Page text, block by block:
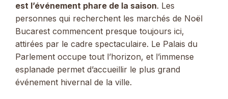
est l’événement phare de la saison. Les
personnes qui recherchent les marchés de Noël
Bucarest commencent presque toujours ici,
attirées par le cadre spectaculaire. Le Palais du
Parlement occupe tout l’horizon, et l’immense
esplanade permet d’accueillir le plus grand
événement hivernal de la ville.